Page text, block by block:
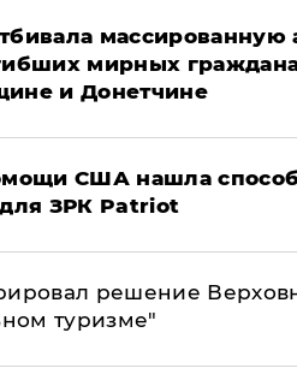
массированную
мирных
и Донетчине
США нашла
ЗРК Patriot
решение
туризме"